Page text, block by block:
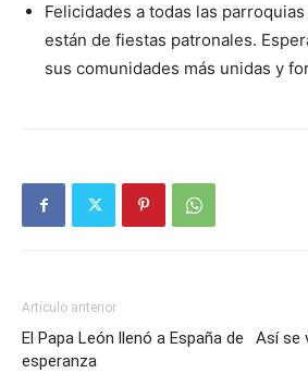
Felicidades a todas las
están de fiestas patronales.
sus comunidades más unidas y
Artículo anterior
El Papa León llenó a España de
esperanza
Así se